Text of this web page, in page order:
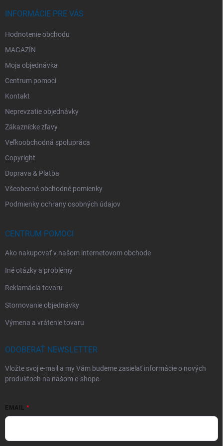
INFORMÁCIE PRE VÁS
Hodnotenie obchodu
MAGAZÍN
Moja objednávka
Centrum pomoci
Kontakt
Neprevzatie objednávky
Zákaznícke zľavy
Veľkoobchodná spolupráca
Copyright
Doprava & Platba
Všeobecné obchodné pomienky
Podmienky ochrany osobných údajov
CENTRUM POMOCI
Ako nakupovať v našom internetovom obchode
Iné otázky a problémy
Reklamácia tovaru
Stornovanie objednávky
Výmena a vrátenie tovaru
ODOBERAŤ NEWSLETTER
Vložte svoj e-mail a my Vám budeme zasielať informácie o nových
produktoch na našom e-shope.
EMAIL